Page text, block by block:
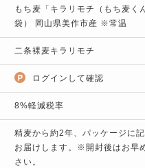
もち麦「キラリモチ（もち麦
袋） 岡山県美作市産 ※常温
二条裸麦キラリモチ
ログインして確認
8%軽減税率
精麦から約2年、パッケージに
お届けします。※開封後はお早
さい。